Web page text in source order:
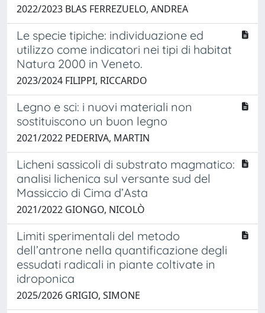
2022/2023 BLAS FERREZUELO, ANDREA
Le specie tipiche: individuazione ed
utilizzo come indicatori nei tipi di habitat
Natura 2000 in Veneto.
2023/2024 FILIPPI, RICCARDO
Legno e sci: i nuovi materiali non
sostituiscono un buon legno
2021/2022 PEDERIVA, MARTIN
Licheni sassicoli di substrato magmatico:
analisi lichenica sul versante sud del
Massiccio di Cima d’Asta
2021/2022 GIONGO, NICOLÒ
Limiti sperimentali del metodo
dell’antrone nella quantificazione degli
essudati radicali in piante coltivate in
idroponica
2025/2026 GRIGIO, SIMONE